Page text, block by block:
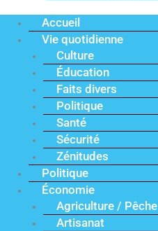
Accueil
Vie quotidienne
Culture
Éducation
Faits divers
Politique
Santé
Sécurité
Zénitudes
Politique
Économie
Agriculture / Pêche
Artisanat